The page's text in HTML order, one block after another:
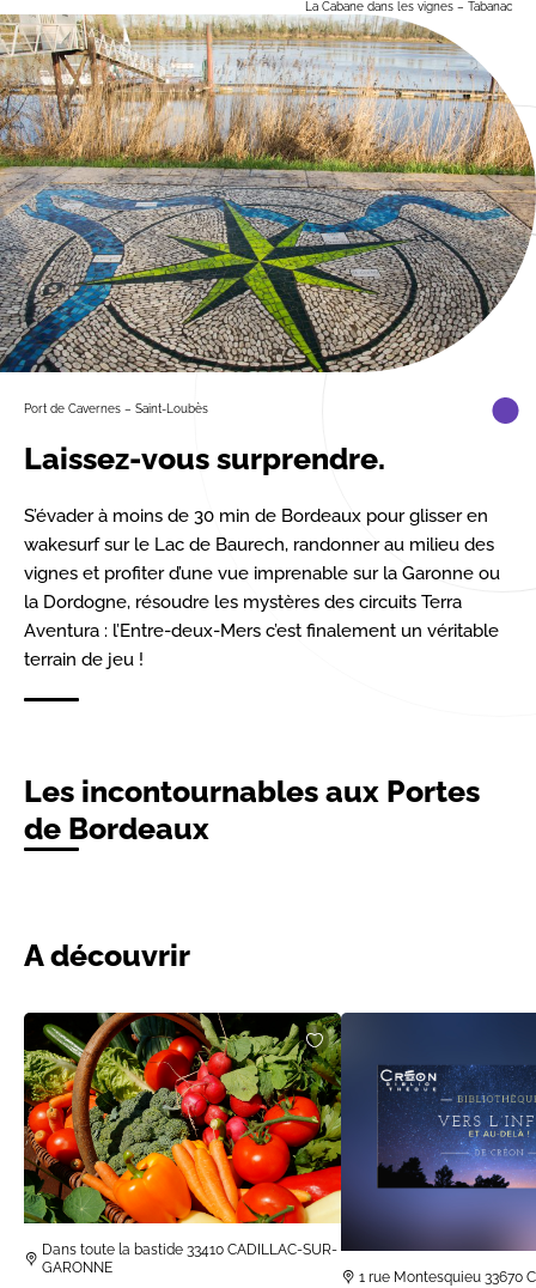
La Cabane dans les vignes – Tabanac
Port de Cavernes – Saint-Loubès
Laissez-vous surprendre.
S’évader à moins de 30 min de Bordeaux pour glisser en
wakesurf sur le Lac de Baurech, randonner au milieu des
vignes et profiter d’une vue imprenable sur la Garonne ou
la Dordogne, résoudre les mystères des circuits Terra
Aventura : l’Entre-deux-Mers c’est finalement un véritable
terrain de jeu !
Les incontournables aux Portes
de Bordeaux
A découvrir
Dans toute la bastide 33410 CADILLAC-SUR-
GARONNE
1 rue Montesquieu 33670